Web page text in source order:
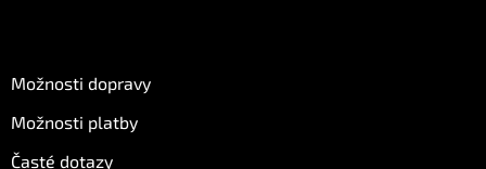
Možnosti dopravy
Možnosti platby
Časté dotazy